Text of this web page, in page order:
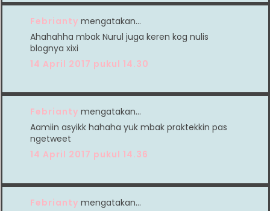
Febrianty mengatakan…
Ahahahha mbak Nurul juga keren kog nulis
blognya xixi
14 April 2017 pukul 14.30
Febrianty mengatakan…
Aamiin asyikk hahaha yuk mbak praktekkin pas
ngetweet
14 April 2017 pukul 14.36
Febrianty mengatakan…